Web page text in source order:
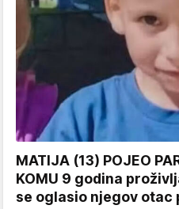
MATIJA (13) POJEO
KOMU 9 godina
se oglasio njegov otac